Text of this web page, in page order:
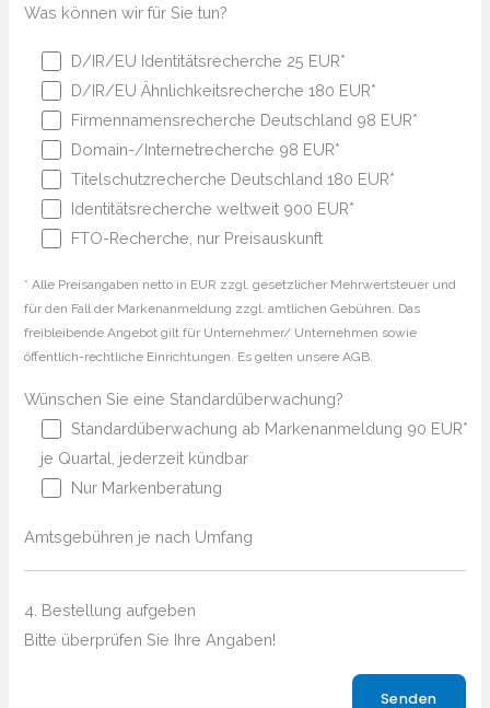
Was können wir für Sie tun?
D/IR/EU Identitätsrecherche 25 EUR*
D/IR/EU Ähnlichkeitsrecherche 180 EUR*
Firmennamensrecherche Deutschland 98 EUR*
Domain-/Internetrecherche 98 EUR*
Titelschutzrecherche Deutschland 180 EUR*
Identitätsrecherche weltweit 900 EUR*
FTO-Recherche, nur Preisauskunft
* Alle Preisangaben netto in EUR zzgl. gesetzlicher Mehrwertsteuer und
für den Fall der Markenanmeldung zzgl. amtlichen Gebühren. Das
freibleibende Angebot gilt für Unternehmer/ Unternehmen sowie
öffentlich-rechtliche Einrichtungen. Es gelten unsere AGB.
Wünschen Sie eine Standardüberwachung?
Standardüberwachung ab Markenanmeldung 90 EUR*
je Quartal, jederzeit kündbar
Nur Markenberatung
Amtsgebühren je nach Umfang
4. Bestellung aufgeben
Bitte überprüfen Sie Ihre Angaben!